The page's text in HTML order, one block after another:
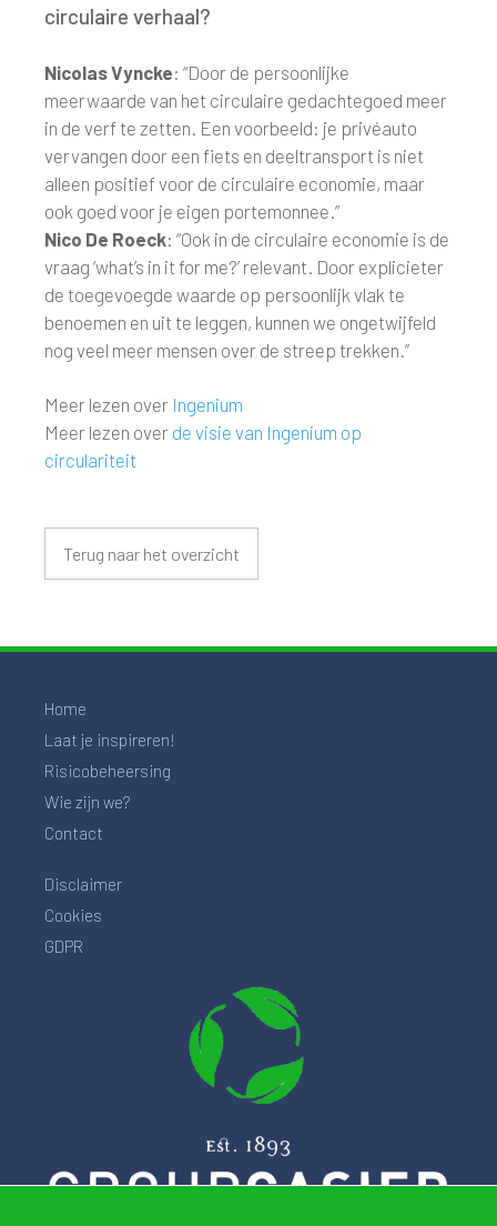
circulaire verhaal?
Nicolas Vyncke: “Door de persoonlijke
meerwaarde van het circulaire gedachtegoed meer
in de verf te zetten. Een voorbeeld: je privéauto
vervangen door een fiets en deeltransport is niet
alleen positief voor de circulaire economie, maar
ook goed voor je eigen portemonnee.”
Nico De Roeck: “Ook in de circulaire economie is de
vraag ‘what’s in it for me?’ relevant. Door explicieter
de toegevoegde waarde op persoonlijk vlak te
benoemen en uit te leggen, kunnen we ongetwijfeld
nog veel meer mensen over de streep trekken.”
Meer lezen over Ingenium
Meer lezen over de visie van Ingenium op
circulariteit
Terug naar het overzicht
Home
Laat je inspireren!
Risicobeheersing
Wie zijn we?
Contact
Disclaimer
Cookies
GDPR